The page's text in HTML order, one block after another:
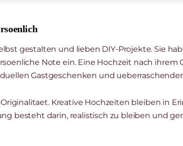
gestalten und lieben DIY-Projekte. Sie
Note ein. Eine Hochzeit nach ihrem
Gastgeschenken und
Kreative Hochzeiten bleiben in
besteht darin, realistisch zu bleiben und